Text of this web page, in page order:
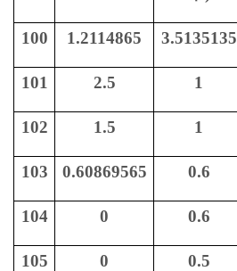
100 1.2114865 3.5135135
101 2.5 1
102 1.5 1
103 0.60869565 0.6
104 0 0.6
105 0 0.5